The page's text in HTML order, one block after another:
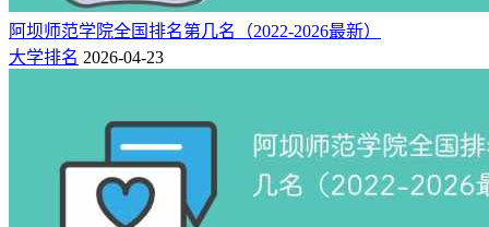
为林业部南京人民警察学校；2000年3月，升格为南京森林公
安高等专科学校；2010年3月，升格为南京森林警察学院，开
始举办全日制普通本科教育。2018年12月，由国家林业和草原
2024年，获批硕士学位授予单位和警务硕士授权点。学校设有
仙林、花园路、安德门3个校区，占地总面积1346亩，建筑面
积25万㎡，教职工530人，全日制本科生6514人。
近年来，学校深度参与6项国家级重大专项任务，牵头制定行
阿坝师范学院全国排名第几名（2022-2026最新）
大学排名 2026-04-23